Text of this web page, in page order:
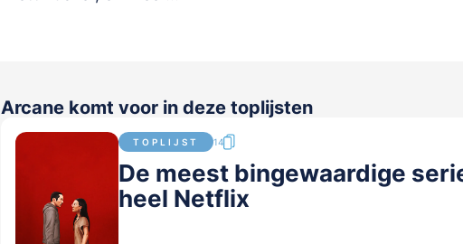
Arcane komt voor in deze toplijsten
TOPLIJST 14
De meest bingewaardige
heel Netflix